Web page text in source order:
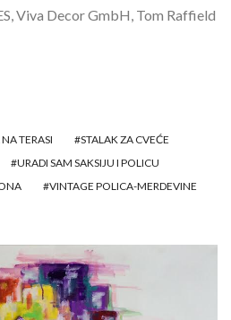
Viva Decor GmbH, Tom Raffield
TERASI
STALAK ZA CVEĆE
URADI SAM SAKSIJU I POLICU
VINTAGE POLICA-MERDEVINE